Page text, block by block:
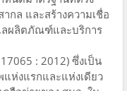
กล และสร้างความเชื่อ
ลผลิตภัณฑ์และบริการ
: 2012) ซึ่งเป็น
ห่งแรกและแห่งเดียว